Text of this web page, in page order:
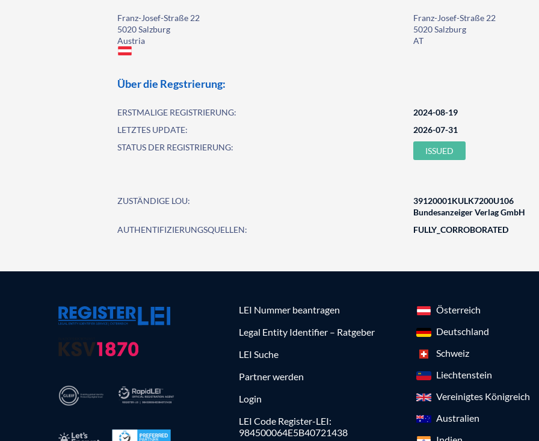
Franz-Josef-Straße 22
5020 Salzburg
Austria
Franz-Josef-Straße 22
5020 Salzburg
AT
Über die Regstrierung:
ERSTMALIGE REGISTRIERUNG:
2024-08-19
LETZTES UPDATE:
2026-07-31
STATUS DER REGISTRIERUNG:
ISSUED
ZUSTÄNDIGE LOU:
39120001KULK7200U106
Bundesanzeiger Verlag GmbH
AUTHENTIFIZIERUNGSQUELLEN:
FULLY_CORROBORATED
LEI Nummer beantragen
Legal Entity Identifier – Ratgeber
LEI Suche
Partner werden
Login
LEI Code Register-LEI:
984500064E5B40721438
Österreich
Deutschland
Schweiz
Liechtenstein
Vereinigtes Königreich
Australien